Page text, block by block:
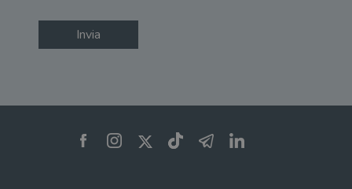
Invia
per il dominio corrente.